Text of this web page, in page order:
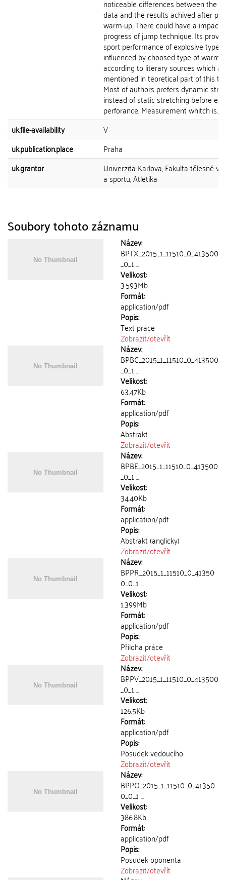
noticeable differences between the
data and the results achived after
warm-up. There could have a impact
progress of jump technique. Its
sport performance of explosive type
influenced by choosed type of warm-
according to literary sources which
mentioned in teoretical part of this
Most of authors prefers dynamic
instead of static stretching before
perforance. Measurement whitch is...
uk.file-availability
V
uk.publication.place
Praha
uk.grantor
Univerzita Karlova, Fakulta tělesné
a sportu, Atletika
Soubory tohoto záznamu
Název:
BPTX_2015_1_11510_0_413500
_0_1 ...
Velikost:
3.593Mb
Formát:
application/pdf
Popis:
Text práce
Zobrazit/otevřít
Název:
BPBC_2015_1_11510_0_413500
_0_1 ...
Velikost:
63.47Kb
Formát:
application/pdf
Popis:
Abstrakt
Zobrazit/otevřít
Název:
BPBE_2015_1_11510_0_413500
_0_1 ...
Velikost:
34.40Kb
Formát:
application/pdf
Popis:
Abstrakt (anglicky)
Zobrazit/otevřít
Název:
BPPR_2015_1_11510_0_41350
0_0_1 ...
Velikost:
1.399Mb
Formát:
application/pdf
Popis:
Příloha práce
Zobrazit/otevřít
Název:
BPPV_2015_1_11510_0_413500
_0_1 ...
Velikost:
126.5Kb
Formát:
application/pdf
Popis:
Posudek vedoucího
Zobrazit/otevřít
Název:
BPPO_2015_1_11510_0_41350
0_0_1 ...
Velikost:
386.8Kb
Formát:
application/pdf
Popis:
Posudek oponenta
Zobrazit/otevřít